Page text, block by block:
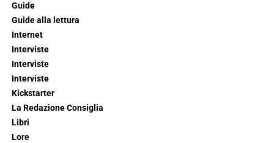
Guide
Guide alla lettura
Internet
Interviste
Interviste
Interviste
Kickstarter
La Redazione Consiglia
Libri
Lore